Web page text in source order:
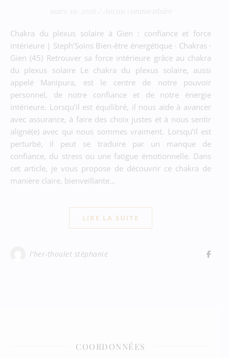
mars 19, 2026 Aucun commentaire
Chakra du plexus solaire à Gien : confiance et force
intérieure | Steph’Soins Bien-être énergétique · Chakras ·
Gien (45) Retrouver sa force intérieure grâce au chakra
du plexus solaire Le chakra du plexus solaire, aussi
appelé Manipura, est le centre de notre pouvoir
personnel, de notre confiance et de notre énergie
intérieure. Lorsqu’il est équilibré, il nous aide à avancer
avec assurance, à faire des choix justes et à nous sentir
aligné(e) avec qui nous sommes vraiment. Lorsqu’il est
perturbé, il peut se traduire par un manque de
confiance, du stress ou une fatigue émotionnelle. Dans
cet article, je vous propose de découvrir ce chakra de
manière claire, bienveillante…
LIRE LA SUITE
l'her-thoulet stéphanie
COORDONNÉES